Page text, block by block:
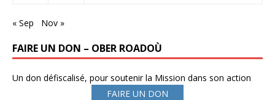
« Sep Nov »
FAIRE UN DON – OBER ROADOÙ
Un don défiscalisé, pour soutenir la Mission dans son action
FAIRE UN DON